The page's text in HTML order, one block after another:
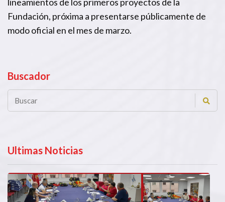
Fundación, próxima a presentarse públicamente de
modo oficial en el mes de marzo.
Buscador
Ultimas Noticias